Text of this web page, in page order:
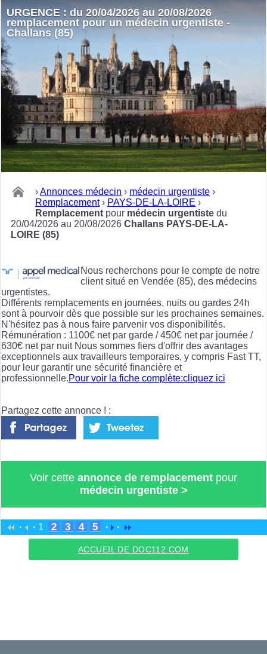
URGENCE : du 20/04/2026 au 20/08/2026
remplacement pour un médecin urgentiste -
Challans (85)
›Annonces médecin › médecin urgentiste ›
Remplacement › PAYS-DE-LA-LOIRE ›
Remplacement pour médecin urgentiste du
20/04/2026 au 20/08/2026 Challans PAYS-DE-LA-
LOIRE (85)
Nous recherchons pour le compte de notre
client situé en Vendée (85), des médecins
urgentistes.
Différents remplacements en journées, nuits ou gardes 24h
sont à pourvoir dès que possible sur les prochaines semaines.
N'hésitez pas à nous faire parvenir vos disponibilités.
Rémunération : 1100€ net par garde / 450€ net par journée /
630€ net par nuit Nous sommes fiers d'offrir des avantages
exceptionnels aux travailleurs temporaires, y compris Fast TT,
pour leur garantir une sécurité financière et
professionnelle.Pour voir la fiche complète:cliquez ici
Partagez cette annonce ! :
Voir cette annonce de remplacement pour
médecin urgentiste>
· · 1 2 3 4 5 · ·
ACCUEIL DE DOC112.COM